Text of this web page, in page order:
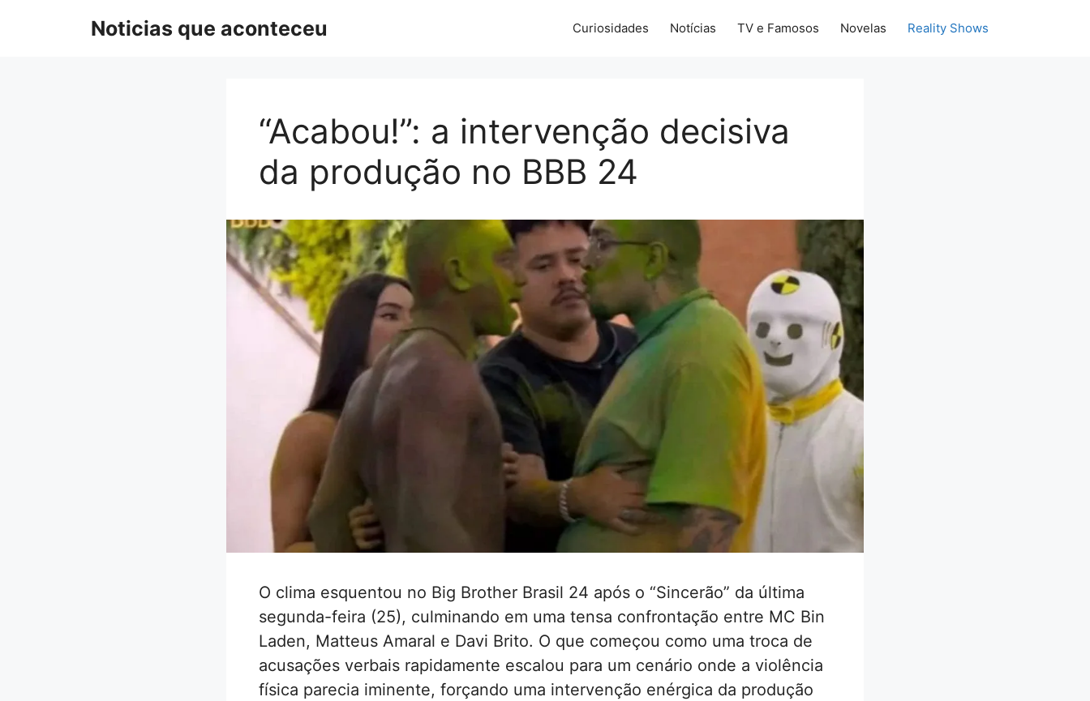
Noticias que aconteceu Curiosidades Notícias TV e Famosos Novelas Reality Shows
“Acabou!”: a intervenção decisiva
da produção no BBB 24
O clima esquentou no Big Brother Brasil 24 após o “Sincerão” da última
segunda-feira (25), culminando em uma tensa confrontação entre MC Bin
Laden, Matteus Amaral e Davi Brito. O que começou como uma troca de
acusações verbais rapidamente escalou para um cenário onde a violência
física parecia iminente, forçando uma intervenção enérgica da produção